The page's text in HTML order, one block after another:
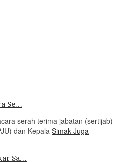
Se…
serah terima jabatan (sertijab)
dan Kepala Simak Juga
Sa…